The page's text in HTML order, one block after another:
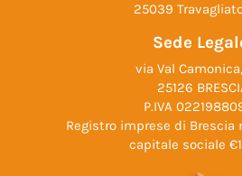
25039
Sede
via Val Camonica,
25126
P.IVA
Registro imprese di Brescia
capitale sociale